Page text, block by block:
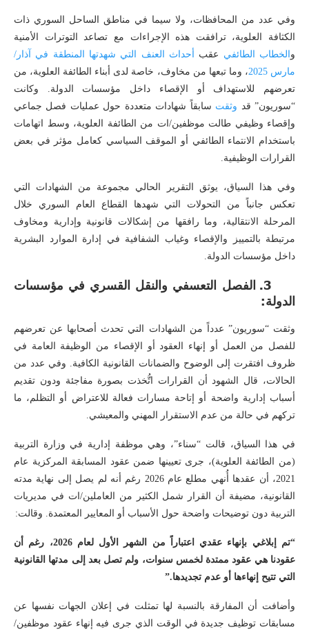
وفي عدد من المحافظات، ولا سيما في مناطق الساحل السوري ذات
الكثافة العلوية، ترافقت هذه الإجراءات مع تصاعد التوترات الأمنية
والخطاب الطائفي عقب أحداث العنف التي شهدتها المنطقة في آذار /
مارس 2025
، وما تبعها من مخاوف، خاصة لدى أبناء الطائفة العلوية، من
تعرضهم للاستهداف أو الإقصاء داخل مؤسسات الدولة. وكانت
“سوريون” قد وثقت سابقاً شهادات متعددة حول عمليات فصل جماعي
وإقصاء وظيفي طالت موظفين/ات من الطائفة العلوية، وسط اتهامات
باستخدام الانتماء الطائفي أو الموقف السياسي كعامل مؤثر في بعض
القرارات الوظيفية.
وفي هذا السياق، يوثق التقرير الحالي مجموعة من الشهادات التي
تعكس جانباً من التحولات التي شهدها القطاع العام السوري خلال
المرحلة الانتقالية، وما رافقها من إشكالات قانونية وإدارية ومخاوف
مرتبطة بالتمييز والإقصاء وغياب الشفافية في إدارة الموارد البشرية
داخل مؤسسات الدولة.
3. الفصل التعسفي والنقل القسري في مؤسسات
الدولة:
وثقت “سوريون” عدداً من الشهادات التي تحدث أصحابها عن تعرضهم
للفصل من العمل أو إنهاء العقود أو الإقصاء من الوظيفة العامة في
ظروف افتقرت إلى الوضوح والضمانات القانونية الكافية. وفي عدد من
الحالات، قال الشهود أن القرارات اتُّخذت بصورة مفاجئة ودون تقديم
أسباب إدارية واضحة أو إتاحة مسارات فعالة للاعتراض أو التظلم، ما
تركهم في حالة من عدم الاستقرار المهني والمعيشي.
في هذا السياق، قالت “سناء”، وهي موظفة إدارية في وزارة التربية
(من الطائفة العلوية)، جرى تعيينها ضمن عقود المسابقة المركزية عام
2021، أن عقدها أُنهي مطلع عام 2026 رغم أنه لم يصل إلى نهاية مدته
القانونية، مضيفة أن القرار شمل الكثير من العاملين/ات في مديريات
التربية دون توضيحات واضحة حول الأسباب أو المعايير المعتمدة. وقالت:
“تم إبلاغي بإنهاء عقدي اعتباراً من الشهر الأول لعام 2026، رغم أن
عقودنا هي عقود ممتدة لخمس سنوات، ولم تصل بعد إلى مدتها القانونية
التي تتيح إنهاءها أو عدم تجديدها.”
وأضافت أن المفارقة بالنسبة لها تمثلت في إعلان الجهات نفسها عن
مسابقات توظيف جديدة في الوقت الذي جرى فيه إنهاء عقود موظفين/